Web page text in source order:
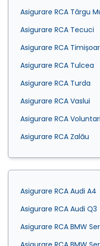
Asigurare RCA Târgu
Asigurare RCA Tecuci
Asigurare RCA
Asigurare RCA Tulcea
Asigurare RCA Turda
Asigurare RCA Vaslui
Asigurare RCA Voluntari
Asigurare RCA Zalău
Asigurare RCA Audi A4
Asigurare RCA Audi Q3
Asigurare RCA BMW